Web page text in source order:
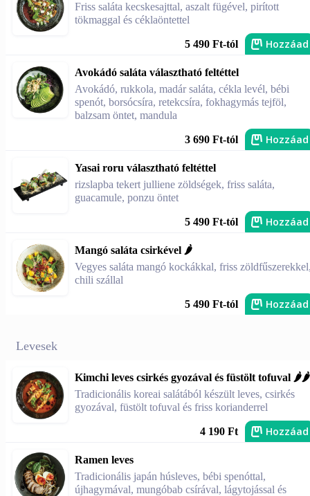
Friss saláta kecskesajttal, aszalt fügével, pirított
tökmaggal és céklaöntettel
5 490 Ft-tól Hozzáad
Avokádó saláta választható feltéttel
Avokádó, rukkola, madár saláta, cékla levél, bébi
spenót, borsócsíra, retekcsíra, fokhagymás tejföl,
balzsam öntet, mandula
3 690 Ft-tól Hozzáad
Yasai roru választható feltéttel
rizslapba tekert julliene zöldségek, friss saláta,
guacamule, ponzu öntet
5 490 Ft-tól Hozzáad
Mangó saláta csirkével 🌶️
Vegyes saláta mangó kockákkal, friss
chili szállal
5 490 Ft-tól Hozzáad
Levesek
Kimchi leves csirkés gyozával és füstölt tofuval 🌶️🌶️
Tradicionális koreai salátából készült leves, csirkés
gyozával, füstölt tofuval és friss korianderrel
4 190 Ft Hozzáad
Ramen leves
Tradicionális japán húsleves, bébi spenóttal,
újhagymával, mungóbab csírával, lágytojással és